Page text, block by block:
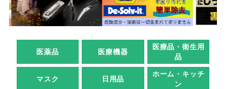
医薬品 医療機器
医療品・衛生用
品
マスク 日用品
ホーム・キッチ
ン